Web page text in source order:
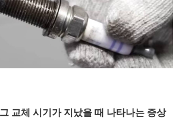
교체 시기가 지났을 때 나타나는 증상